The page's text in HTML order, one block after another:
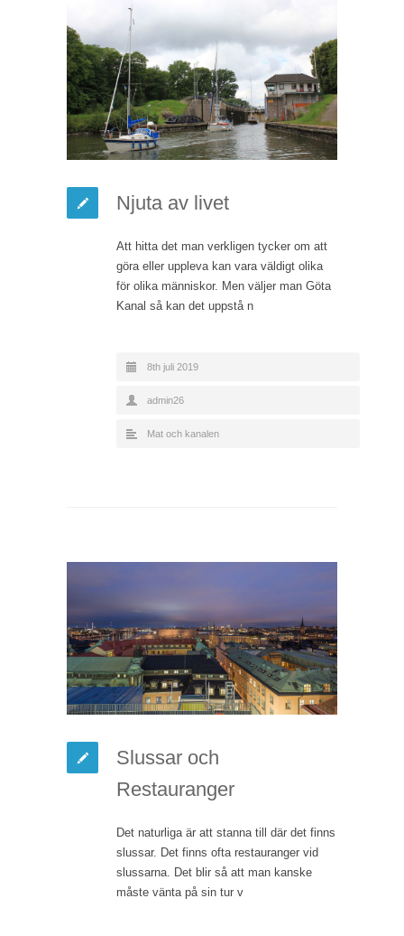
Njuta av livet
Att hitta det man verkligen tycker om att
göra eller uppleva kan vara väldigt olika
för olika människor. Men väljer man Göta
Kanal så kan det uppstå n
8th juli 2019
admin26
Mat och kanalen
Slussar och
Restauranger
Det naturliga är att stanna till där det finns
slussar. Det finns ofta restauranger vid
slussarna. Det blir så att man kanske
måste vänta på sin tur v